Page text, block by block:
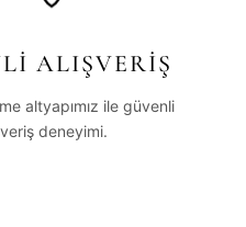
ALIŞVERİŞ
altyapımız ile güvenli
deneyimi.